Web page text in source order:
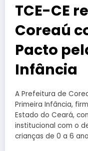
TCE-CE
Coreaú
Pacto
Infância
A Prefeitura de
Primeira Infância,
Estado do Ceará,
institucional com o
crianças de 0 a 6